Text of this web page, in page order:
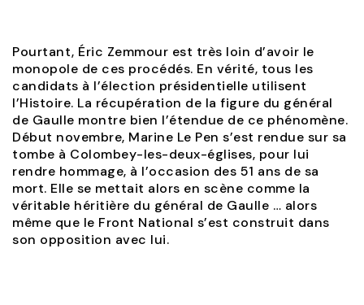
Pourtant, Éric Zemmour est très loin d’avoir le
monopole de ces procédés. En vérité, tous les
candidats à l’élection présidentielle utilisent
l’Histoire. La récupération de la figure du général
de Gaulle montre bien l’étendue de ce phénomène.
Début novembre, Marine Le Pen s’est rendue sur sa
tombe à Colombey-les-deux-églises, pour lui
rendre hommage, à l’occasion des 51 ans de sa
mort. Elle se mettait alors en scène comme la
véritable héritière du général de Gaulle … alors
même que le Front National s’est construit dans
son opposition avec lui.